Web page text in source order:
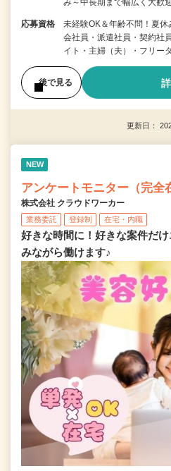
み～中長期まで幅広く大歓
応募資格
未経験OK＆年齢不問！夏
会社員・派遣社員・契約社
イト・主婦（夫）・フリー
後で見る
更新日：
NEW
アンケートモニター（完全
株式会社 クラウドワーカー
業務委託 登録制 在宅・内職
好きな時間に！好きな案件だ
みながら働けます♪